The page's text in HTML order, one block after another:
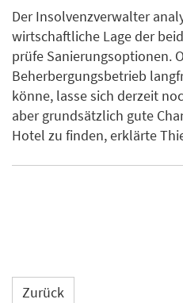
Der Insolvenzverwalter
wirtschaftliche Lage der
prüfe Sanierungsoptionen.
Beherbergungsbetrieb
könne, lasse sich derzeit
aber grundsätzlich gute
Hotel zu finden, erklärte
Zurück